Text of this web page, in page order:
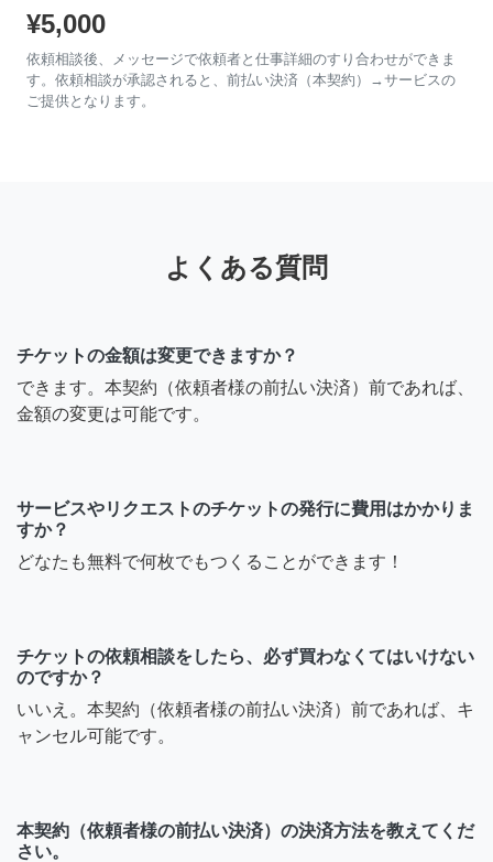
¥5,000
依頼相談後、メッセージで依頼者と仕事詳細のすり合わせができま
す。依頼相談が承認されると、前払い決済（本契約）→サービスの
ご提供となります。
よくある質問
チケットの金額は変更できますか？
できます。本契約（依頼者様の前払い決済）前であれば、
金額の変更は可能です。
サービスやリクエストのチケットの発行に費用はかかりま
すか？
どなたも無料で何枚でもつくることができます！
チケットの依頼相談をしたら、必ず買わなくてはいけない
のですか？
いいえ。本契約（依頼者様の前払い決済）前であれば、キ
ャンセル可能です。
本契約（依頼者様の前払い決済）の決済方法を教えてくだ
さい。